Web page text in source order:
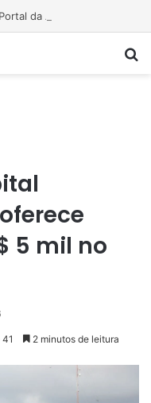
5 mil no
41 2 minutos de leitura